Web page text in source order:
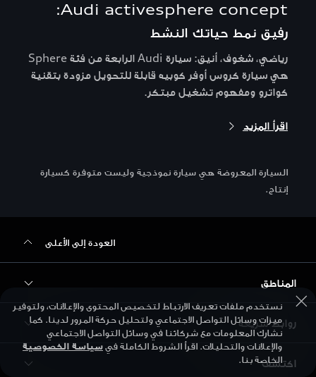
Audi activesphere concept:
رفيق نمط حياتك النشط
رياضي، شغوف، أنيق: سيارة Audi الرابعة من فئة Sphere
هي سيارة كروس أوفر كوبيه قابلة للتحويل مزودة بتقنية
كواترو ومفهوم تشغيل مبتكر.
اقرأ المزيد
السيارة المعروضة هي سيارة نموذجية وليست متوفرة كسيارة
إنتاج.
العودة إلى الأعلى
المناطق
Audi أبوظبي
Audi البحرين
روابط سريعة
الطرازات
اكتشف
نستخدم ملفات تعريف الارتباط لتخصيص المحتوى والإعلانات، ولتوفير
ميزات وسائل التواصل الاجتماعي ولتحليل حركة المرور لدينا. كما
نشارك المعلومات مع شركائنا في وسائل التواصل الاجتماعي
والإعلانات والتحليلات. اقرأ الشروط الكاملة فيسياسة الخصوصية
الخاصة بنا.